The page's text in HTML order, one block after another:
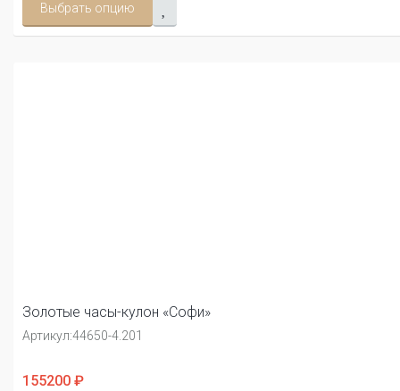
Выбрать опцию
Золотые часы-кулон «Софи»
Артикул:44650-4.201
155200 ₽